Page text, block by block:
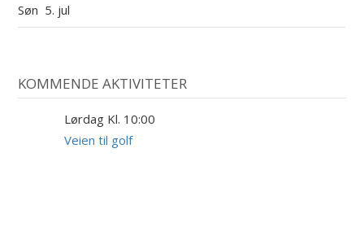
Søn 5. jul
KOMMENDE AKTIVITETER
Lørdag Kl. 10:00
Veien til golf